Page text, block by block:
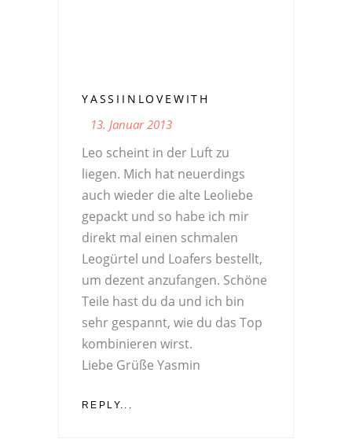
YASSIINLOVEWITH
13. Januar 2013
Leo scheint in der Luft zu
liegen. Mich hat neuerdings
auch wieder die alte Leoliebe
gepackt und so habe ich mir
direkt mal einen schmalen
Leogürtel und Loafers bestellt,
um dezent anzufangen. Schöne
Teile hast du da und ich bin
sehr gespannt, wie du das Top
kombinieren wirst.
Liebe Grüße Yasmin
REPLY...